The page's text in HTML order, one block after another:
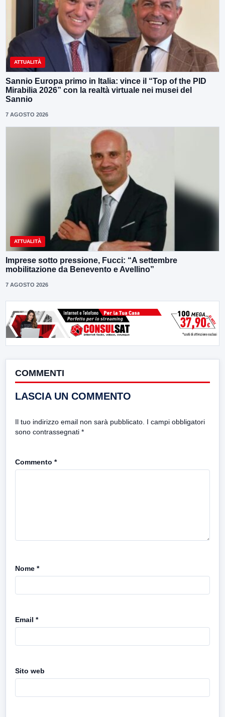
ATTUALITÀ
Sannio Europa primo in Italia: vince il “Top of the PID
Mirabilia 2026” con la realtà virtuale nei musei del
Sannio
7 AGOSTO 2026
ATTUALITÀ
Imprese sotto pressione, Fucci: “A settembre
mobilitazione da Benevento e Avellino”
7 AGOSTO 2026
COMMENTI
LASCIA UN COMMENTO
Il tuo indirizzo email non sarà pubblicato. I campi obbligatori
sono contrassegnati *
Commento *
Nome *
Email *
Sito web